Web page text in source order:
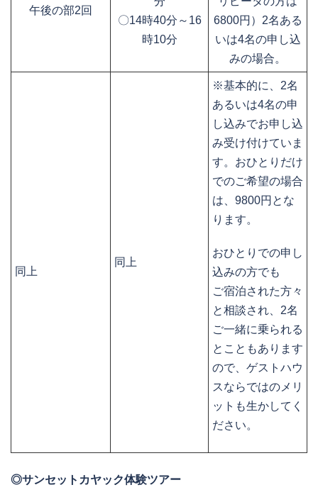
午後の部2回
〇14時40分～16
時10分
6800円）2名ある
いは4名の申し込
みの場合。
同上
同上
※基本的に、2名
あるいは4名の申
し込みでお申し込
み受け付けていま
す。おひとりだけ
でのご希望の場合
は、9800円とな
ります。
おひとりでの申し
込みの方でも
ご宿泊された方々
と相談され、2名
ご一緒に乗られる
とこともあります
ので、ゲストハウ
スならではのメリ
ットも生かしてく
ださい。
◎サンセットカヤック体験ツアー